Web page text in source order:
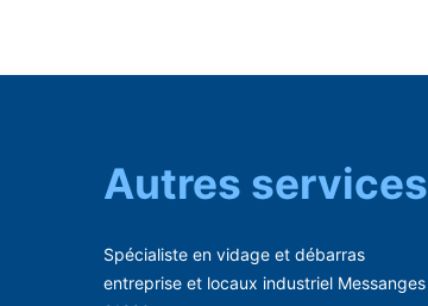
Autres services
Spécialiste en vidage et débarras
entreprise et locaux industriel Messanges